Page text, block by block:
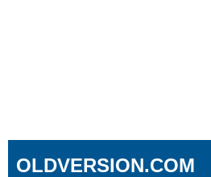
OLDVERSION.COM